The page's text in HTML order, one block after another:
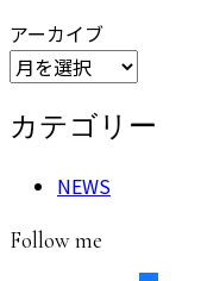
アーカイブ
カテゴリー
NEWS
Follow me